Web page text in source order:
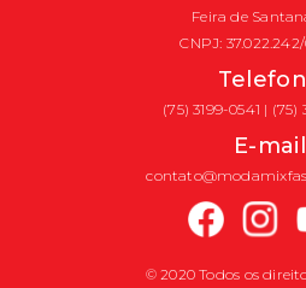
Feira de
CNPJ:
(75) 3199-0541 |
E-mail
© 2020 Todos os